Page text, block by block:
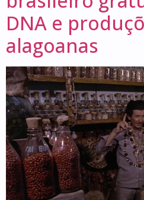
DNA e
alagoanas